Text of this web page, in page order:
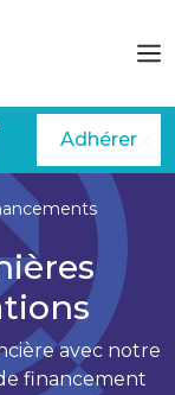
Adhérer
avec notre
financement